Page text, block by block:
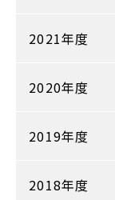
2021年度
2020年度
2019年度
2018年度